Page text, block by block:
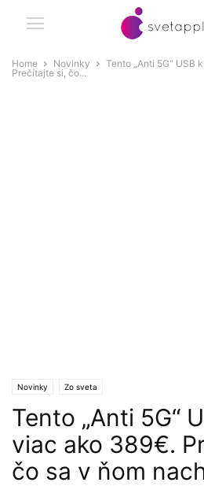
Home Novinky
Tento „Anti 5G“ USB
Prečítajte si, čo...
Novinky Zo sveta
Tento „Anti 5G“
viac ako 389€.
čo sa v ňom